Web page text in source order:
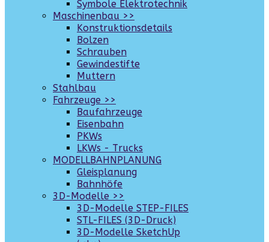
Symbole Elektrotechnik
Maschinenbau >>
Konstruktionsdetails
Bolzen
Schrauben
Gewindestifte
Muttern
Stahlbau
Fahrzeuge >>
Baufahrzeuge
Eisenbahn
PKWs
LKWs - Trucks
MODELLBAHNPLANUNG
Gleisplanung
Bahnhöfe
3D-Modelle >>
3D-Modelle STEP-FILES
STL-FILES (3D-Druck)
3D-Modelle SketchUp